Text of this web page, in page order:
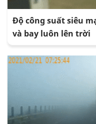
Độ công suất siêu
và bay luôn lên trời